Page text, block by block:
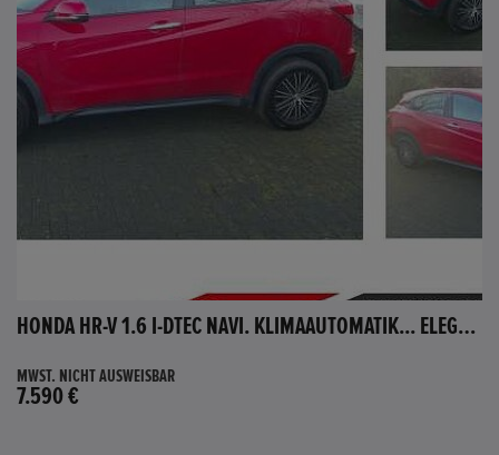
HONDA HR-V 1.6 I-DTEC NAVI. KLIMAAUTOMATIK... ELEGANCE
MWST. NICHT AUSWEISBAR
7.590 €